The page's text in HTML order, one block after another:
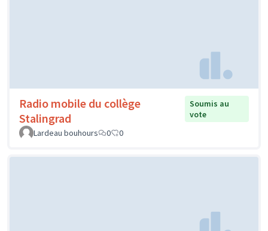
Radio mobile du collège
Stalingrad
Soumis au
vote
Lardeau bouhours
0 0